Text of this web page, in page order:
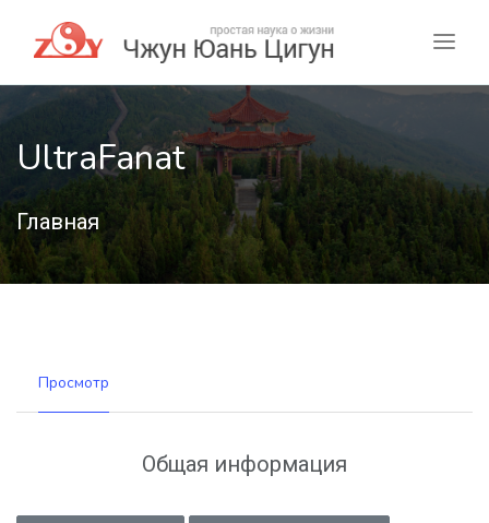
UltraFanat
Главная
Просмотр
Общая информация